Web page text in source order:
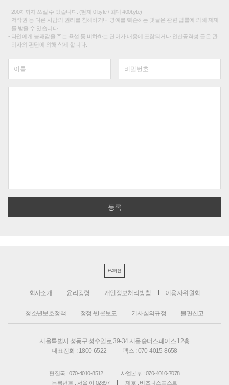
200자까지 쓰실 수 있습니다. (현재 0 byte / 최대 400byte)
저작권 등 다른 사람의 권리를 침해하거나 명예를 훼손하는 댓글은 관련 법률에 의해 제재
를 받을 수 있습니다.
타인에게 불쾌감을 주는 욕설 등 비하하는 단어가 내용에 포함되거나 인신공격성 글은 관
리자의 판단에 의해 삭제 합니다.
PC버전
회사소개 윤리강령 개인정보처리방침 이용자위원회
청소년보호정책 정정·반론보도 기사심의규정 불편신고
서울특별시 성동구 성수일로 39-34 서울숲더스페이스 12층
대표전화 : 1800-6522
팩스 : 070-4015-8658
편집국 : 070-4010-8512
사업본부 : 070-4010-7078
등록번호 : 서울 아 02897
제호 : 비즈니스포스트